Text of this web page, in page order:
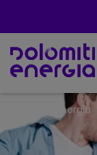
Dolomiti Energia